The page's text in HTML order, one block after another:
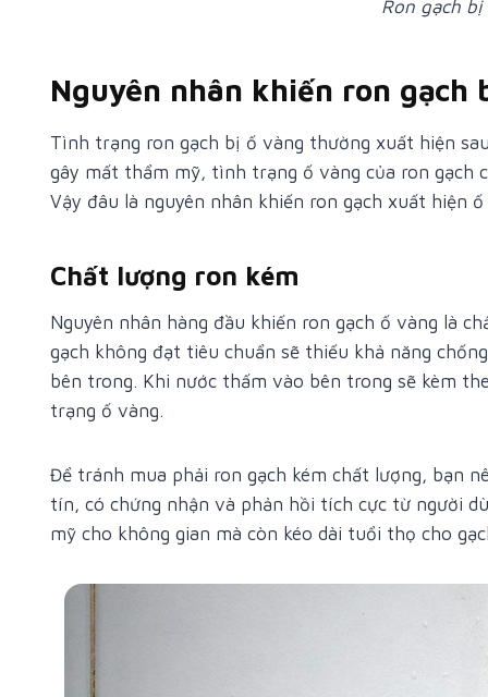
Ron gạch
Nguyên nhân khiến ron gạch
Tình trạng ron gạch bị ố vàng thường xuất hiện
gây mất thẩm mỹ, tình trạng ố vàng của ron gạch
Vậy đâu là nguyên nhân khiến ron gạch xuất hiện
Chất lượng ron kém
Nguyên nhân hàng đầu khiến ron gạch ố vàng là
gạch không đạt tiêu chuẩn sẽ thiếu khả năng
bên trong. Khi nước thấm vào bên trong sẽ kèm
trạng ố vàng.
Để tránh mua phải ron gạch kém chất lượng, bạn
tín, có chứng nhận và phản hồi tích cực từ người
mỹ cho không gian mà còn kéo dài tuổi thọ cho